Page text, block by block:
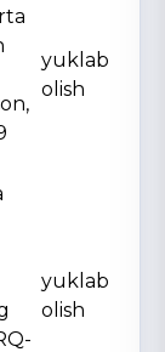
yuklab
olish
yuklab
olish